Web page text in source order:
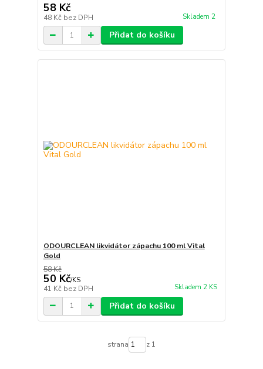
58 Kč
48 Kč bez DPH Skladem 2
Přidat do košíku
ODOURCLEAN likvidátor zápachu 100 ml Vital
Gold
58 Kč
50 Kč/KS
41 Kč bez DPH Skladem 2 KS
Přidat do košíku
strana z 1